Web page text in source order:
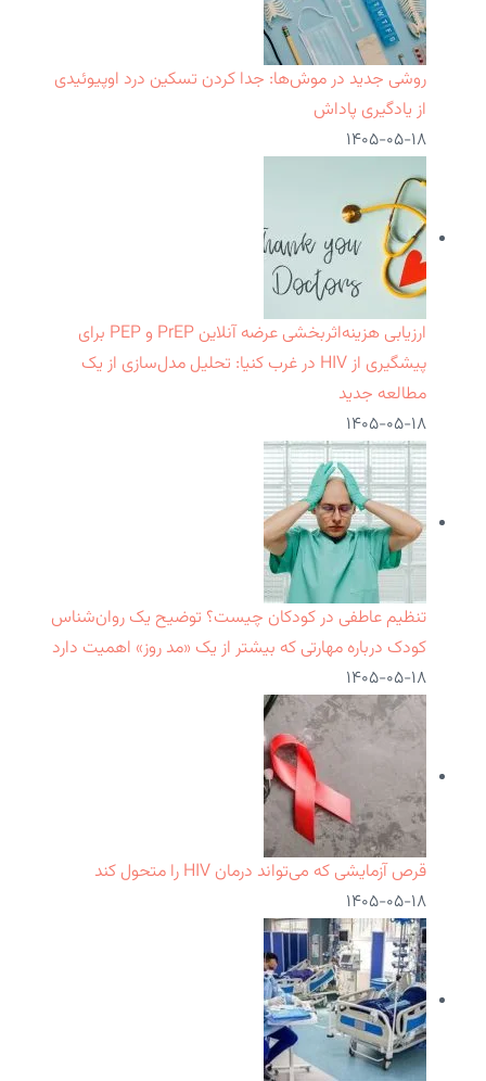
روشی جدید در موش‌ها: جدا کردن تسکین درد اوپیوئیدی
از یادگیری پاداش
۱۴۰۵-۰۵-۱۸
ارزیابی هزینه‌اثربخشی عرضه آنلاین PrEP و PEP برای
پیشگیری از HIV در غرب کنیا: تحلیل مدل‌سازی از یک
مطالعه جدید
۱۴۰۵-۰۵-۱۸
تنظیم عاطفی در کودکان چیست؟ توضیح یک روان‌شناس
کودک درباره مهارتی که بیشتر از یک «مد روز» اهمیت دارد
۱۴۰۵-۰۵-۱۸
قرص آزمایشی که می‌تواند درمان HIV را متحول کند
۱۴۰۵-۰۵-۱۸